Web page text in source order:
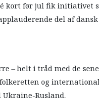
kort før jul fik initiativet
del af dansk
– helt i tråd med de
og
Rusland.